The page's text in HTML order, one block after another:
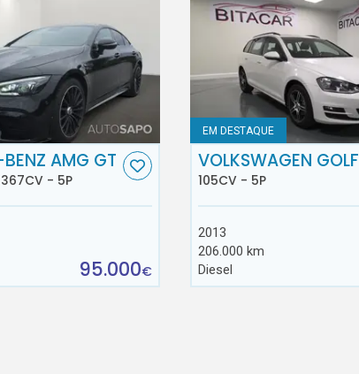
AMG GT
- 5P
95.000€
EM DESTAQUE
VOLKSWAGEN GOLF
105CV - 5P
2013
206.000 km
Diesel